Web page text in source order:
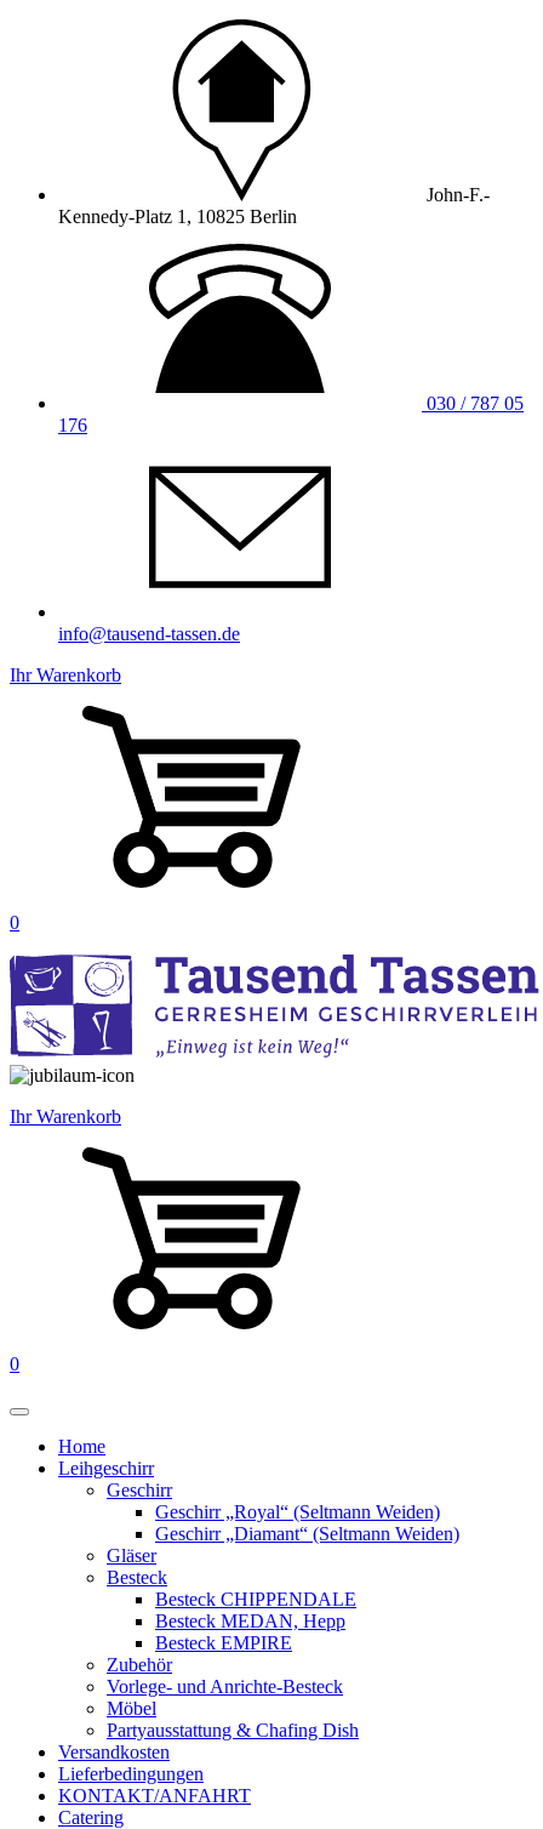
John-F.-
Kennedy-Platz 1, 10825 Berlin
030 / 787 05
176
info@tausend-tassen.de
Ihr Warenkorb
0
Ihr Warenkorb
0
Home
Leihgeschirr
Geschirr
Geschirr „Royal“ (Seltmann Weiden)
Geschirr „Diamant“ (Seltmann Weiden)
Gläser
Besteck
Besteck CHIPPENDALE
Besteck MEDAN, Hepp
Besteck EMPIRE
Zubehör
Vorlege- und Anrichte-Besteck
Möbel
Partyausstattung & Chafing Dish
Versandkosten
Lieferbedingungen
KONTAKT/ANFAHRT
Catering